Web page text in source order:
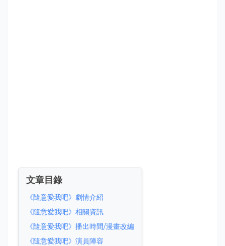
文章目錄
《隨意愛我吧》劇情介紹
《隨意愛我吧》相關資訊
《隨意愛我吧》播出時間/漫畫改編
《隨意愛我吧》演員陣容